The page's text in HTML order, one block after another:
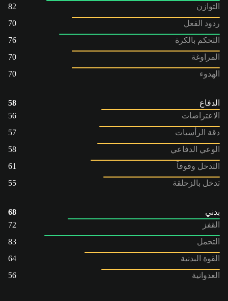
التوازن
82
ردود الفعل
70
التحكم بالكرة
76
المراوغة
70
الهدوء
70
الدفاع
58
الاعتراضات
56
دقة الرأسيات
57
الوعي الدفاعي
58
التدخل وقوفاً
61
تدخل بالزحلقة
55
بدني
68
القفز
72
التحمل
83
القوة البدنية
64
العدوانية
56